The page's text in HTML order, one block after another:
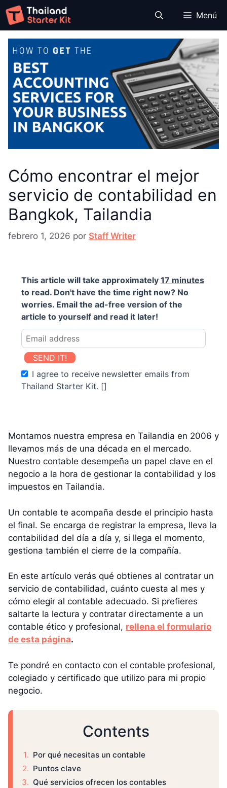
Saltar
al
contenido
Menú
Cómo encontrar el mejor
servicio de contabilidad en
Bangkok, Tailandia
febrero 1, 2026 por Staff Writer
This article will take approximately 17 minutes
to read. Don't have the time right now? No
worries. Email the ad-free version of the
article to yourself and read it later!
SEND IT!
I agree to receive newsletter emails from
Thailand Starter Kit. []
Montamos nuestra empresa en Tailandia en 2006 y
llevamos más de una década en el mercado.
Nuestro contable desempeña un papel clave en el
negocio a la hora de gestionar la contabilidad y los
impuestos en Tailandia.
Un contable te acompaña desde el principio hasta
el final. Se encarga de registrar la empresa, lleva la
contabilidad del día a día y, si llega el momento,
gestiona también el cierre de la compañía.
En este artículo verás qué obtienes al contratar un
servicio de contabilidad, cuánto cuesta al mes y
cómo elegir al contable adecuado. Si prefieres
saltarte la lectura y contratar directamente a un
contable ético y profesional, rellena el formulario
de esta página.
Te pondré en contacto con el contable profesional,
colegiado y certificado que utilizo para mi propio
negocio.
Contents
Por qué necesitas un contable
Puntos clave
Qué servicios ofrecen los contables